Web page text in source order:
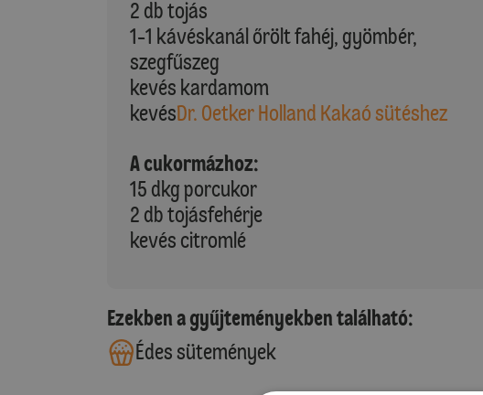
2 db tojás
1-1 kávéskanál őrölt fahéj, gyömbér,
szegfűszeg
kevés kardamom
kevésDr. Oetker Holland Kakaó sütéshez
A cukormázhoz:
15 dkg porcukor
2 db tojásfehérje
kevés citromlé
Ezekben a gyűjteményekben található:
Édes sütemények